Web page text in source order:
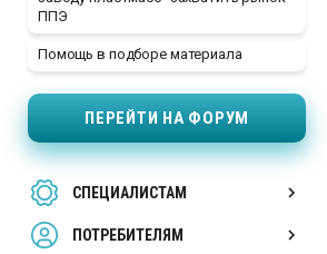
ППЭ
Помощь в подборе материала
ПЕРЕЙТИ НА ФОРУМ
СПЕЦИАЛИСТАМ
ПОТРЕБИТЕЛЯМ